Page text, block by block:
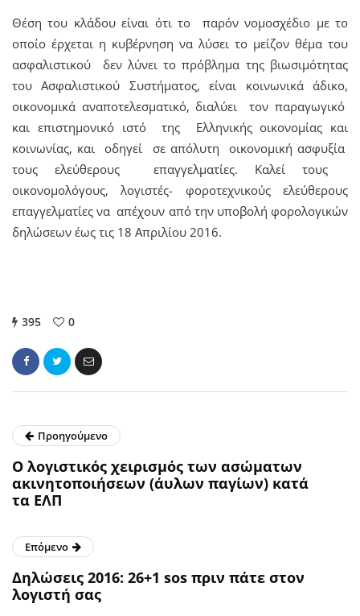
Θέση του κλάδου είναι ότι το παρόν νομοσχέδιο με το
οποίο έρχεται η κυβέρνηση να λύσει το μείζον θέμα του
ασφαλιστικού δεν λύνει το πρόβλημα της βιωσιμότητας
του Ασφαλιστικού Συστήματος, είναι κοινωνικά άδικο,
οικονομικά αναποτελεσματικό, διαλύει τον παραγωγικό
και επιστημονικό ιστό της Ελληνικής οικονομίας και
κοινωνίας, και οδηγεί σε απόλυτη οικονομική ασφυξία
τους ελεύθερους επαγγελματίες. Καλεί τους
οικονομολόγους, λογιστές- φοροτεχνικούς ελεύθερους
επαγγελματίες να απέχουν από την υποβολή φορολογικών
δηλώσεων έως τις 18 Απριλίου 2016.
395 0
Προηγούμενο
Ο λογιστικός χειρισμός των ασώματων
ακινητοποιήσεων (άυλων παγίων) κατά
τα ΕΛΠ
Επόμενο
Δηλώσεις 2016: 26+1 sos πριν πάτε στον
λογιστή σας